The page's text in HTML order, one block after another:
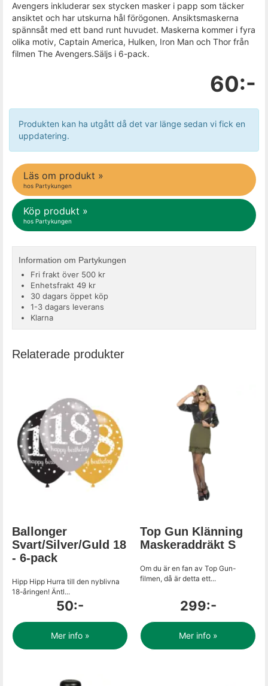
Avengers inkluderar sex stycken masker i papp som täcker
ansiktet och har utskurna hål förögonen. Ansiktsmaskerna
spännsåt med ett band runt huvudet. Maskerna kommer i fyra
olika motiv, Captain America, Hulken, Iron Man och Thor från
filmen The Avengers.Säljs i 6-pack.
60:-
Produkten kan ha utgått då det var länge sedan vi fick en
uppdatering.
Läs om produkt »
hos Partykungen
Köp produkt »
hos Partykungen
Information om Partykungen
Fri frakt över 500 kr
Enhetsfrakt 49 kr
30 dagars öppet köp
1-3 dagars leverans
Klarna
Relaterade produkter
Ballonger
Svart/Silver/Guld 18
- 6-pack
Hipp Hipp Hurra till den nyblivna
18-åringen! Äntl...
50:-
Mer info »
Top Gun Klänning
Maskeraddräkt S
Om du är en fan av Top Gun-
filmen, då är detta ett...
299:-
Mer info »